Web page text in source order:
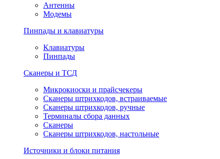
Антенны
Модемы
Пинпады и клавиатуры
Клавиатуры
Пинпады
Сканеры и ТСД
Микрокиоски и прайсчекеры
Сканеры штрихкодов, встраиваемые
Сканеры штрихкодов, ручные
Терминалы сбора данных
Сканеры
Сканеры штрихкодов, настольные
Источники и блоки питания